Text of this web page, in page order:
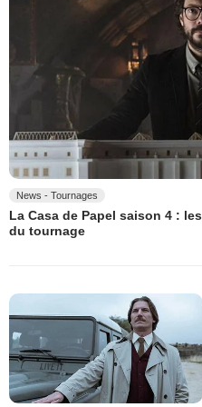
News - Tournages
La Casa de Papel saison 4 :
du tournage